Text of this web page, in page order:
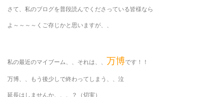
さて、私のブログを普段読んでくださっている皆様なら
よ～～～～くご存じかと思いますが、、
私の最近のマイブーム、、それは、、 万博です！！
万博、、もう後少しで終わってしまう、、泣
延長はしませんか、、、？（切実）